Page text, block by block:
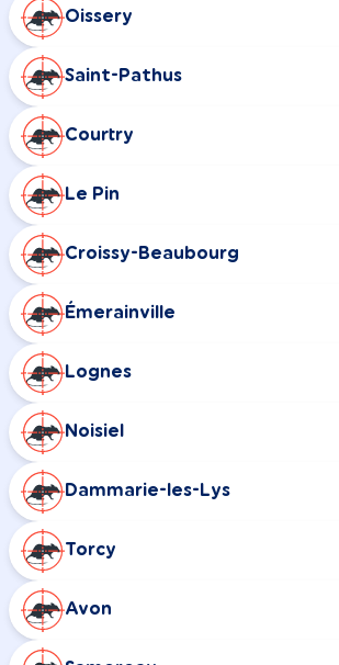
Oissery
Saint-Pathus
Courtry
Le Pin
Croissy-Beaubourg
Émerainville
Lognes
Noisiel
Dammarie-les-Lys
Torcy
Avon